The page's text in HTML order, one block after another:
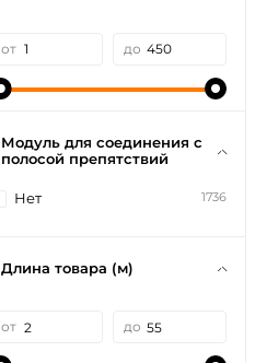
от до
Модуль для соединения с
полосой препятствий
Нет 1736
Длина товара (м)
от до